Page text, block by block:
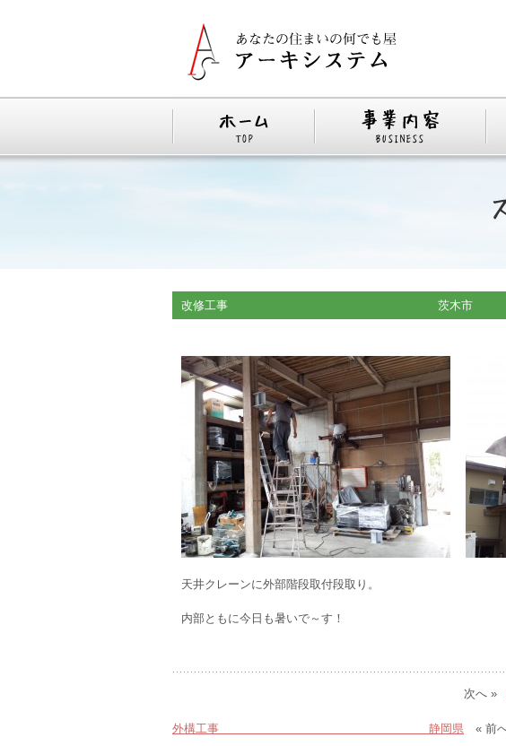
改修工事 茨木市
天井クレーンに外部階段取付段取り。
内部ともに今日も暑いで～す！
次へ »
外構工事 静岡県 « 前